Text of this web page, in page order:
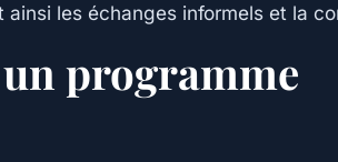
les échanges informels et la
programme